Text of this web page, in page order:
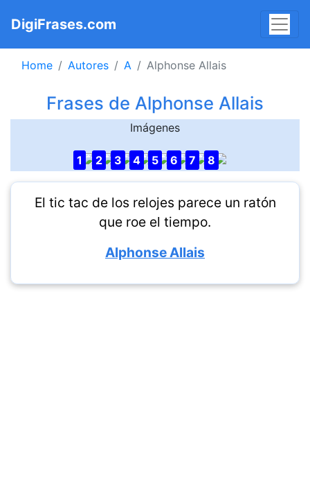
DigiFrases.com
Home Autores A Alphonse Allais
Frases de Alphonse Allais
Imágenes
1 2 3 4 5 6 7 8
El tic tac de los relojes parece un ratón
que roe el tiempo.
Alphonse Allais